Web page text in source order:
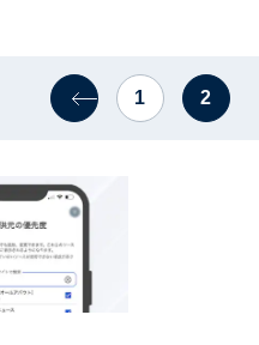
1 2